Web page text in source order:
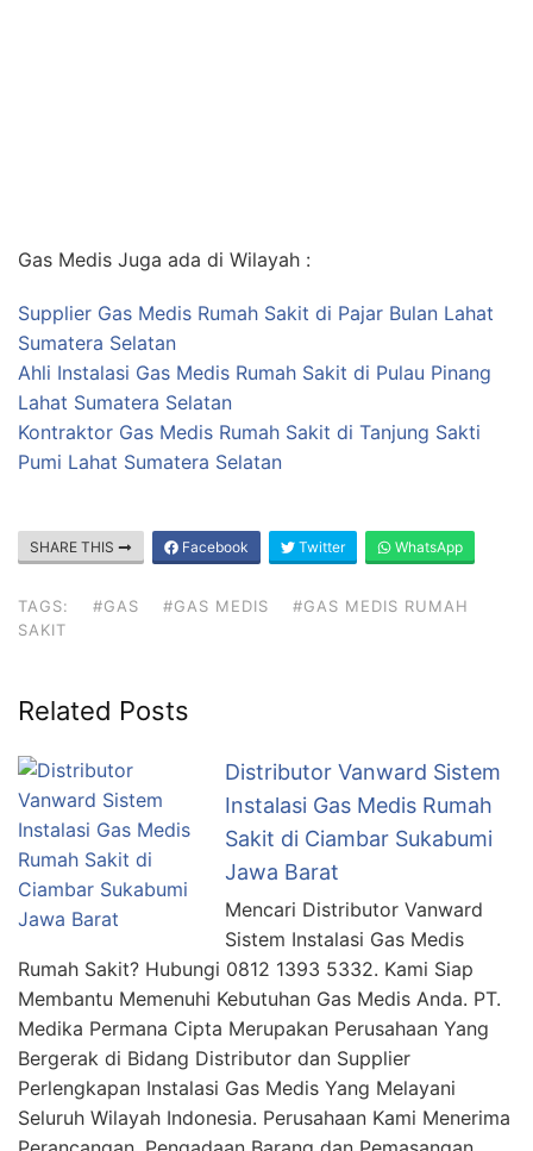
Gas Medis Juga ada di Wilayah :
Supplier Gas Medis Rumah Sakit di Pajar Bulan Lahat
Sumatera Selatan
Ahli Instalasi Gas Medis Rumah Sakit di Pulau Pinang
Lahat Sumatera Selatan
Kontraktor Gas Medis Rumah Sakit di Tanjung Sakti
Pumi Lahat Sumatera Selatan
SHARE THIS Facebook Twitter WhatsApp
TAGS: #GAS #GAS MEDIS
#GAS MEDIS RUMAH
SAKIT
Related Posts
Distributor Vanward Sistem
Instalasi Gas Medis Rumah
Sakit di Ciambar Sukabumi
Jawa Barat
Mencari Distributor Vanward
Sistem Instalasi Gas Medis
Rumah Sakit? Hubungi 0812 1393 5332. Kami Siap
Membantu Memenuhi Kebutuhan Gas Medis Anda. PT.
Medika Permana Cipta Merupakan Perusahaan Yang
Bergerak di Bidang Distributor dan Supplier
Perlengkapan Instalasi Gas Medis Yang Melayani
Seluruh Wilayah Indonesia. Perusahaan Kami Menerima